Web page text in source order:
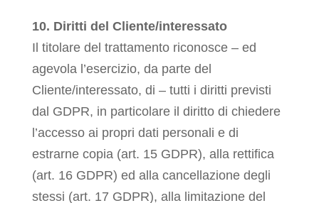
10. Diritti del Cliente/interessato
Il titolare del trattamento riconosce – ed
agevola l’esercizio, da parte del
Cliente/interessato, di – tutti i diritti previsti
dal GDPR, in particolare il diritto di chiedere
l’accesso ai propri dati personali e di
estrarne copia (art. 15 GDPR), alla rettifica
(art. 16 GDPR) ed alla cancellazione degli
stessi (art. 17 GDPR), alla limitazione del